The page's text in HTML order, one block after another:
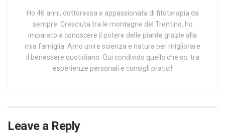
Ho 46 anni, dottoressa e appassionata di fitoterapia da
sempre. Cresciuta tra le montagne del Trentino, ho
imparato a conoscere il potere delle piante grazie alla
mia famiglia. Amo unire scienza e natura per migliorare
il benessere quotidiano. Qui condivido quello che so, tra
esperienze personali e consigli pratici!
Leave a Reply